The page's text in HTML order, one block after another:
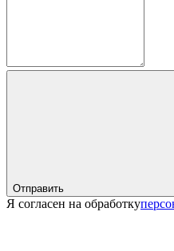
Отправить
Я согласен на обработку